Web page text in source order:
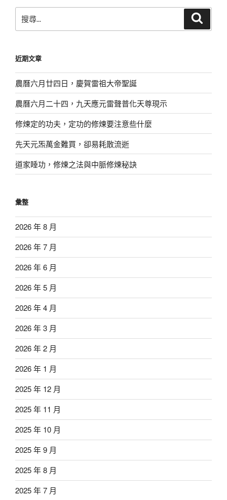
尋
字:
近期文章
農曆六月廿四日，慶賀雷祖大帝聖誕
農曆六月二十四，九天應元雷聲普化天尊現示
修煉定的功夫，定功的修煉要注意些什麼
先天元炁萬金難買，卻易耗散流逝
道家睡功，修煉之法與中脈修煉秘訣
彙整
2026 年 8 月
2026 年 7 月
2026 年 6 月
2026 年 5 月
2026 年 4 月
2026 年 3 月
2026 年 2 月
2026 年 1 月
2025 年 12 月
2025 年 11 月
2025 年 10 月
2025 年 9 月
2025 年 8 月
2025 年 7 月